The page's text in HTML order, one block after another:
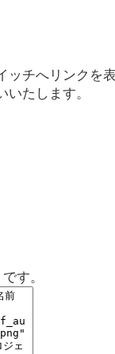
チへリンクを表
たします。
す。